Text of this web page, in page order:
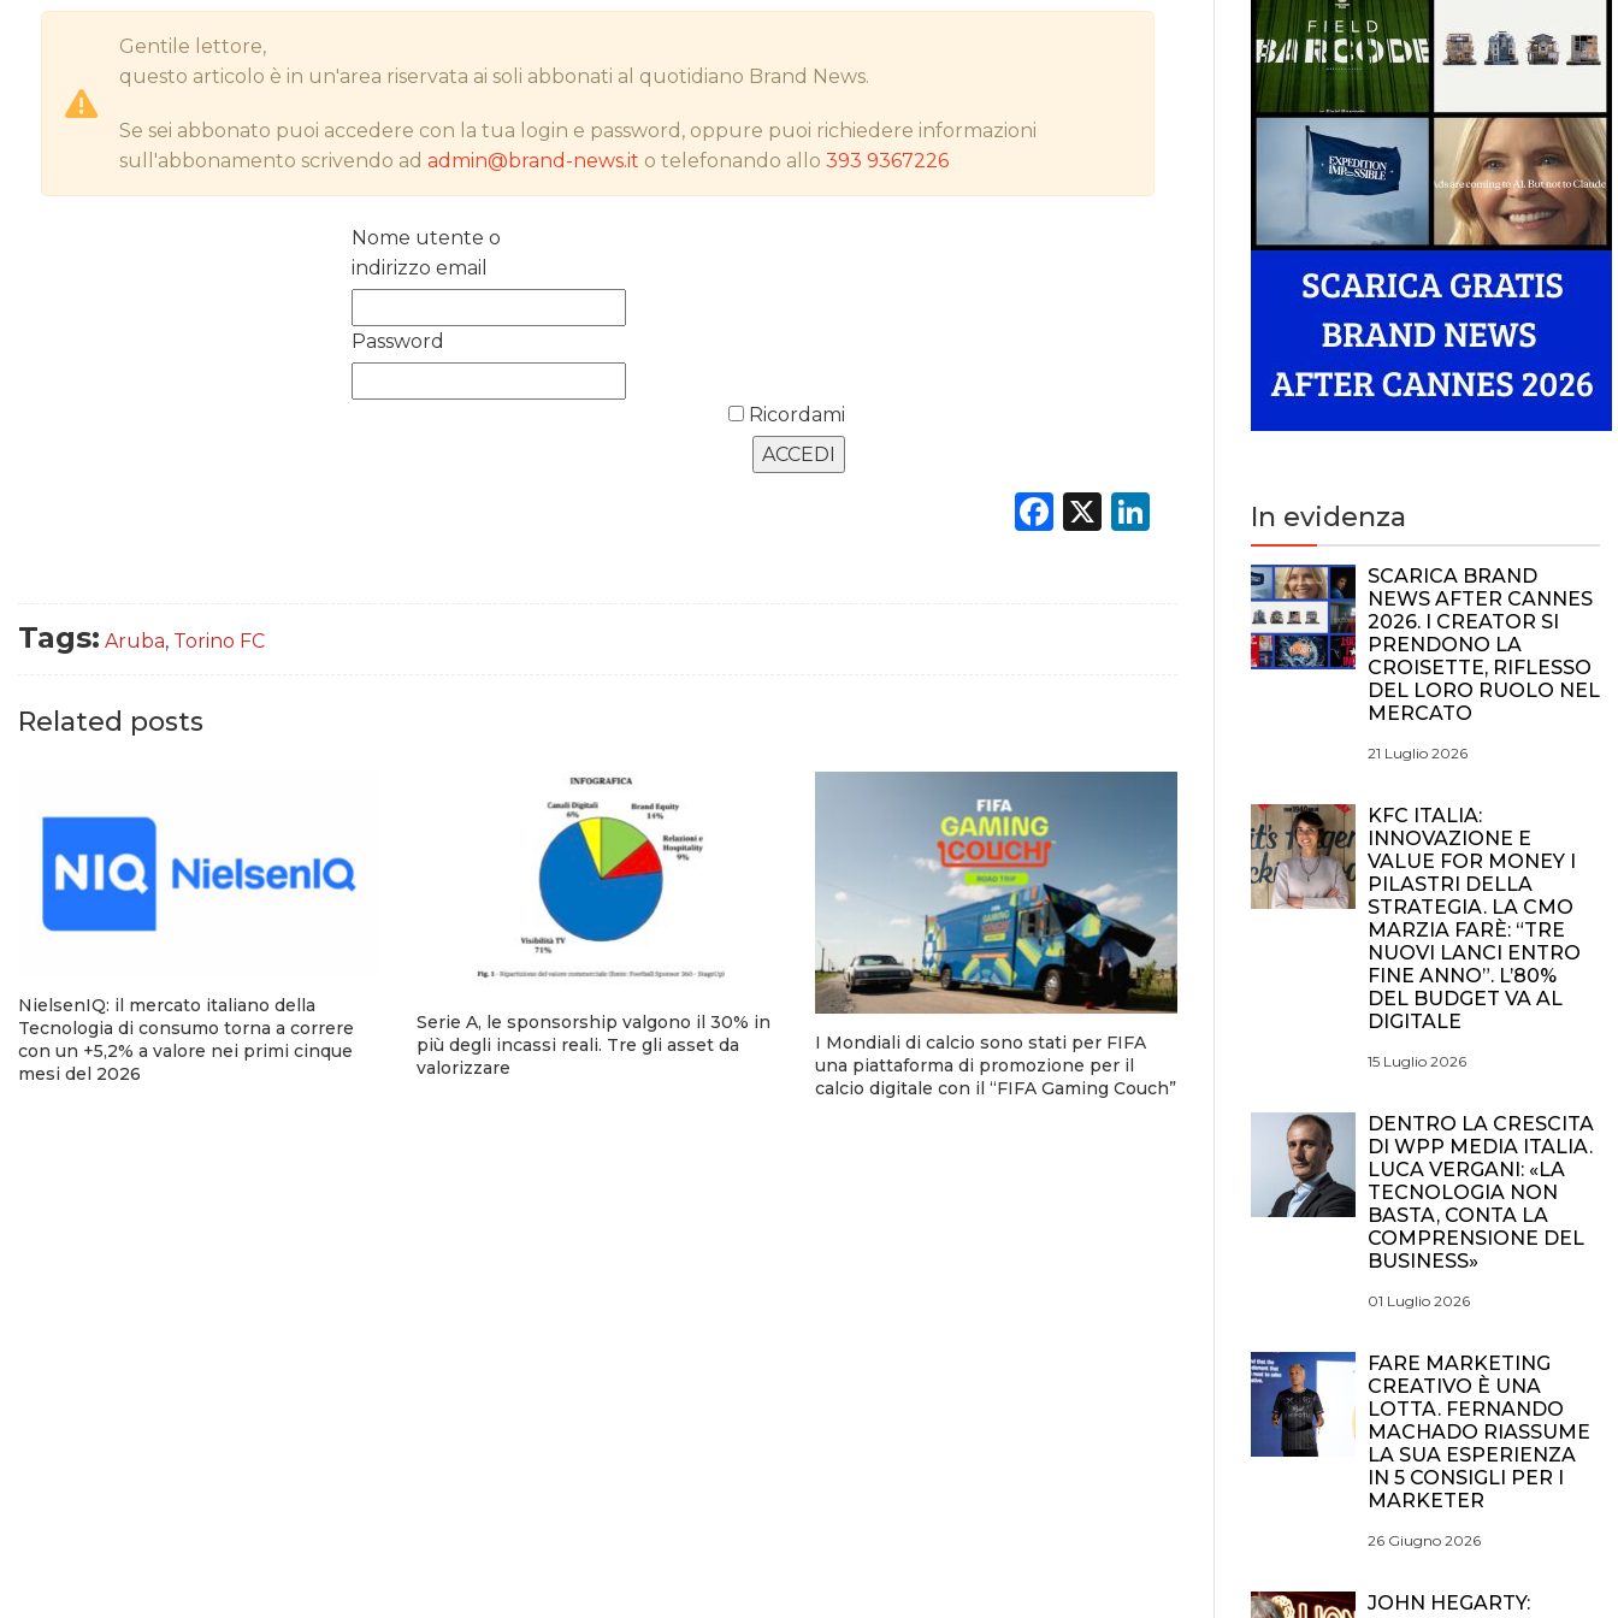
RICERCHE
CASE HISTORY
Gentile lettore,
questo articolo è in un'area riservata ai soli abbonati al quotidiano Brand News.
Se sei abbonato puoi accedere con la tua login e password, oppure puoi richiedere informazioni
sull'abbonamento scrivendo adadmin@brand-news.it o telefonando allo393 9367226
Nome utente o
indirizzo email
Password
Ricordami
Facebook
X LinkedIn
Tags: Aruba, Torino FC
Related posts
NielsenIQ: il mercato italiano della
Tecnologia di consumo torna a correre
con un +5,2% a valore nei primi cinque
mesi del 2026
Serie A, le sponsorship valgono il 30% in
più degli incassi reali. Tre gli asset da
valorizzare
I Mondiali di calcio sono stati per FIFA
una piattaforma di promozione per il
calcio digitale con il “FIFA Gaming Couch”
In evidenza
SCARICA BRAND
NEWS AFTER CANNES
2026. I CREATOR SI
PRENDONO LA
CROISETTE, RIFLESSO
DEL LORO RUOLO NEL
MERCATO
21 Luglio 2026
KFC ITALIA:
INNOVAZIONE E
VALUE FOR MONEY I
PILASTRI DELLA
STRATEGIA. LA CMO
MARZIA FARÈ: “TRE
NUOVI LANCI ENTRO
FINE ANNO”. L’80%
DEL BUDGET VA AL
DIGITALE
15 Luglio 2026
DENTRO LA CRESCITA
DI WPP MEDIA ITALIA.
LUCA VERGANI: «LA
TECNOLOGIA NON
BASTA, CONTA LA
COMPRENSIONE DEL
BUSINESS»
01 Luglio 2026
FARE MARKETING
CREATIVO È UNA
LOTTA. FERNANDO
MACHADO RIASSUME
LA SUA ESPERIENZA
IN 5 CONSIGLI PER I
MARKETER
26 Giugno 2026
JOHN HEGARTY: